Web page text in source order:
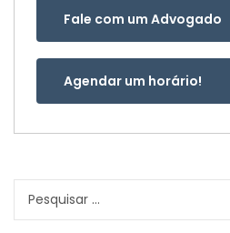
Fale com um Advogado
Agendar um horário!
Pesquisar